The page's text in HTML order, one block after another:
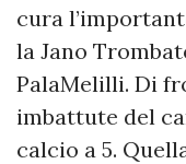
cura
la Jano
PalaMelilli. Di
imbattute del
calcio a 5.